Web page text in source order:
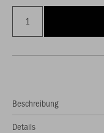
Beschreibung
Details